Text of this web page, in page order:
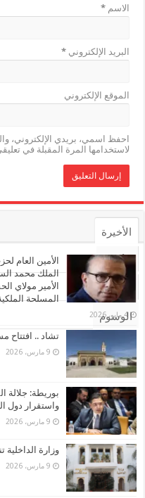
الاسم*
البريد الإلكتروني*
الموقع الإلكتروني
احفظ اسمي، بريدي الإلكتروني،
لاستخدامها المرة المقبلة في
الأخيرة
الأشهر
تعليقات
الوسوم
الأمين العام
الملك محمد
الأمير مولاي
المسلحة
4 مايو، 2026
تشاد .. افتتاح
9 مارس، 2026
بوريطة: جلالة
واستقرار دول
9 مارس، 2026
وزارة
9 مارس، 2026